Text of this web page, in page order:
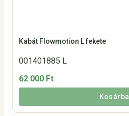
Kabát Flowmotion L fekete
001401885 L
62 000 Ft
Kosárba